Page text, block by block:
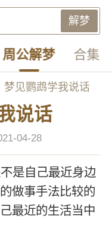
解梦
周公解梦 合集
梦见鹦鹉学我说话
说话
04-28
是自己最近身边
做事手法比较的
最近的生活当中